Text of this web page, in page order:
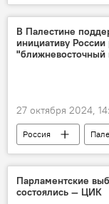
пресс-конференция
Пресс-центр
В Палестине
инициативу
"ближневосточный
27 октября 2024,
Россия
Общество
палестино-
ООН
Парламентские
состоялись — ЦИК